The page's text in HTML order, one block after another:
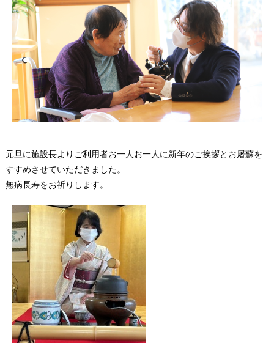
元旦に施設長よりご利用者お一人お一人に新年のご挨拶とお屠蘇を
すすめさせていただきました。
無病長寿をお祈りします。